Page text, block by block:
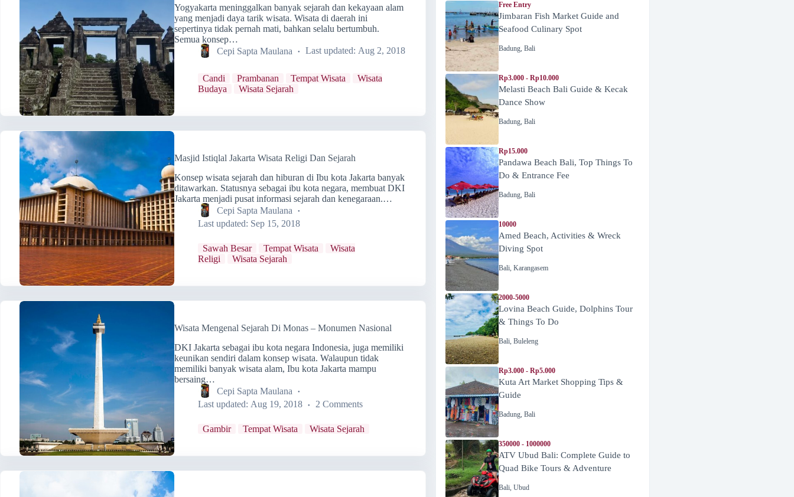
Yogyakarta meninggalkan banyak sejarah dan kekayaan alam
yang menjadi daya tarik wisata. Wisata di daerah ini
sepertinya tidak pernah mati, bahkan selalu bertumbuh.
Semua konsep…
Cepi Sapta Maulana
Last updated: Aug 2, 2018
Candi Prambanan Tempat Wisata
Wisata
Budaya
Wisata Sejarah
Masjid Istiqlal Jakarta Wisata Religi Dan Sejarah
Konsep wisata sejarah dan hiburan di Ibu kota Jakarta banyak
ditawarkan. Statusnya sebagai ibu kota negara, membuat DKI
Jakarta menjadi pusat informasi sejarah dan kenegaraan.…
Cepi Sapta Maulana
Last updated: Sep 15, 2018
Sawah Besar Tempat Wisata
Wisata
Religi
Wisata Sejarah
Wisata Mengenal Sejarah Di Monas – Monumen Nasional
DKI Jakarta sebagai ibu kota negara Indonesia, juga memiliki
keunikan sendiri dalam konsep wisata. Walaupun tidak
memiliki banyak wisata alam, Ibu kota Jakarta mampu
bersaing…
Cepi Sapta Maulana
Last updated: Aug 19, 2018 2 Comments
Gambir Tempat Wisata Wisata Sejarah
Free Entry
Jimbaran Fish Market Guide and
Seafood Culinary Spot
Badung Bali
Rp3.000 - Rp10.000
Melasti Beach Bali Guide & Kecak
Dance Show
Badung Bali
Rp15.000
Pandawa Beach Bali, Top Things To
Do & Entrance Fee
Badung Bali
10000
Amed Beach, Activities & Wreck
Diving Spot
Bali Karangasem
2000-5000
Lovina Beach Guide, Dolphins Tour
& Things To Do
Bali Buleleng
Rp3.000 - Rp5.000
Kuta Art Market Shopping Tips &
Guide
Badung Bali
350000 - 1000000
ATV Ubud Bali: Complete Guide to
Quad Bike Tours & Adventure
Bali Ubud